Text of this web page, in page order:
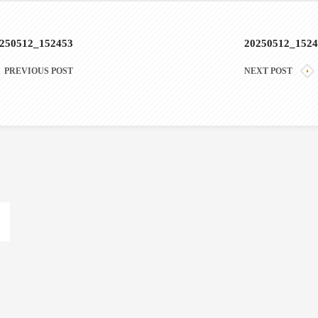
PREVIOUS POST NEXT POST